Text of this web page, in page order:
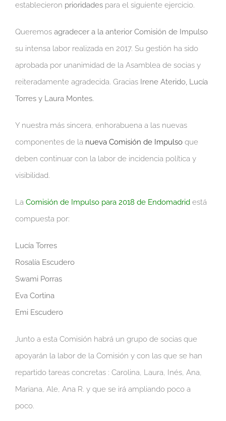
establecieron prioridades para el siguiente ejercicio.
Queremos agradecer a la anterior Comisión de Impulso
su intensa labor realizada en 2017. Su gestión ha sido
aprobada por unanimidad de la Asamblea de socias y
reiteradamente agradecida. Gracias Irene Aterido, Lucía
Torres y Laura Montes.
Y nuestra más sincera, enhorabuena a las nuevas
componentes de la nueva Comisión de Impulso que
deben continuar con la labor de incidencia política y
visibilidad.
La Comisión de Impulso para 2018 de Endomadrid está
compuesta por:
Lucía Torres
Rosalía Escudero
Swami Porras
Eva Cortina
Emi Escudero
Junto a esta Comisión habrá un grupo de socias que
apoyarán la labor de la Comisión y con las que se han
repartido tareas concretas : Carolina, Laura, Inés, Ana,
Mariana, Ale, Ana R. y que se irá ampliando poco a
poco.